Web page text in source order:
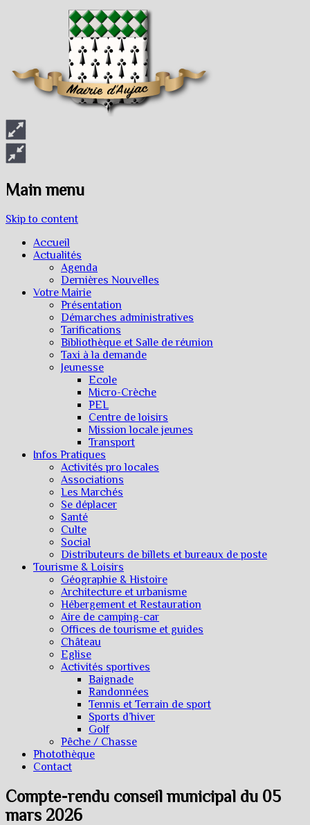
Main menu
Skip to content
Accueil
Actualités
Agenda
Dernières Nouvelles
Votre Mairie
Présentation
Démarches administratives
Tarifications
Bibliothèque et Salle de réunion
Taxi à la demande
Jeunesse
Ecole
Micro-Crèche
PEL
Centre de loisirs
Mission locale jeunes
Transport
Infos Pratiques
Activités pro locales
Associations
Les Marchés
Se déplacer
Santé
Culte
Social
Distributeurs de billets et bureaux de poste
Tourisme & Loisirs
Géographie & Histoire
Architecture et urbanisme
Hébergement et Restauration
Aire de camping-car
Offices de tourisme et guides
Château
Eglise
Activités sportives
Baignade
Randonnées
Tennis et Terrain de sport
Sports d’hiver
Golf
Pêche / Chasse
Photothèque
Contact
Compte-rendu conseil municipal du 05
mars 2026